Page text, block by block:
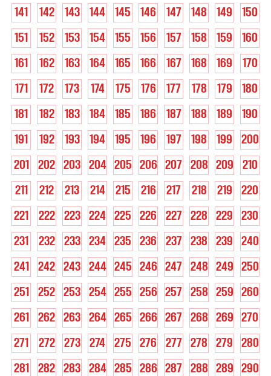
141
142 143 144 145 146 147 148 149
150
151
152 153 154 155 156 157 158 159
160
161
162 163 164 165 166 167 168 169
170
171
172 173 174 175 176 177 178 179
180
181
182 183 184 185 186 187 188 189
190
191
192 193 194 195 196 197 198 199
200
201
202 203 204 205 206 207 208 209
210
211
212 213 214 215 216 217 218 219
220
221
222 223 224 225 226 227 228 229
230
231
232 233 234 235 236 237 238 239
240
241
242 243 244 245 246 247 248 249
250
251
252 253 254 255 256 257 258 259
260
261
262 263 264 265 266 267 268 269
270
271
272 273 274 275 276 277 278 279
280
281
282 283 284 285 286 287 288 289
290